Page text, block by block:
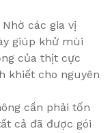
Nhờ các gia vị
giúp khử mùi
của thịt cực
khiết cho nguyên
cần phải tốn
cả đã được gói